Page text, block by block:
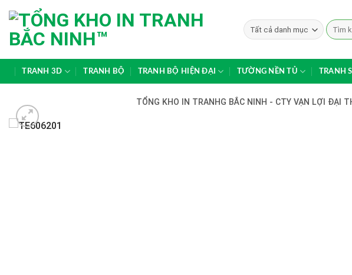
to
content
Search
for:
TRANH 3D TRANH BỘ TRANH BỘ HIỆN ĐẠI TƯỜNG NỀN TỦ TRANH
TỔNG KHO IN TRANHG BẮC NINH - CTY VẠN LỢI ĐẠI